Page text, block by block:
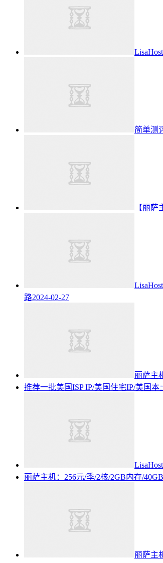
简单测
【丽
路2024-02-27
丽萨主
推荐一批美国ISP IP/美国住宅IP/美国
丽萨主机：256元/季/2核/2GB内存/
丽萨主